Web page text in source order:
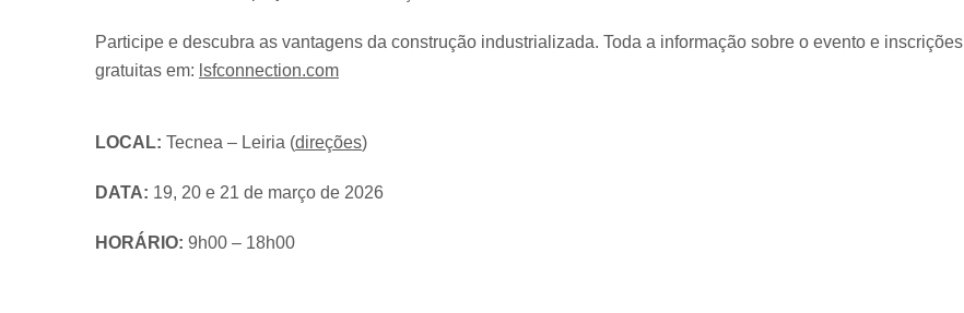
Participe e descubra as vantagens da construção industrializada. Toda a informação sobre o evento e inscrições
gratuitas em: lsfconnection.com
LOCAL: Tecnea – Leiria (direções)
DATA: 19, 20 e 21 de março de 2026
HORÁRIO: 9h00 – 18h00